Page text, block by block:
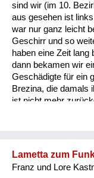
sind wir (im 10.
aus gesehen ist
war nur ganz leicht
Geschirr und so
haben eine Zeit lang
dann bekamen wir
Geschädigte für ein
Brezina, die damals
ist nicht mehr
Walter, der ein,
sehr schnell
dass wir jüdisch
weil meine
masochistischer
Lametta zum
Franz und Lore